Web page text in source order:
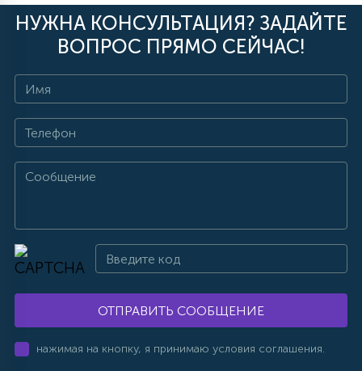
НУЖНА КОНСУЛЬТАЦИЯ? ЗАДАЙТЕ
ВОПРОС ПРЯМО СЕЙЧАС!
ОТПРАВИТЬ СООБЩЕНИЕ
нажимая на кнопку, я принимаю условия соглашения.